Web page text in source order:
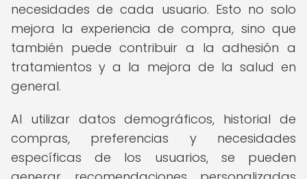
necesidades de cada usuario. Esto no solo
mejora la experiencia de compra, sino que
también puede contribuir a la adhesión a
tratamientos y a la mejora de la salud en
general.
Al utilizar datos demográficos, historial de
compras, preferencias y necesidades
específicas de los usuarios, se pueden